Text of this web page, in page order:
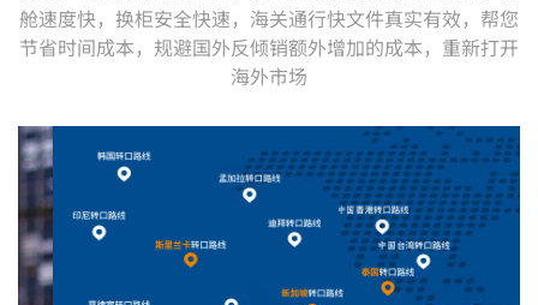
舱速度快，换柜安全快速，海关通行快文件真实有效，帮您
节省时间成本，规避国外反倾销额外增加的成本，重新打开
海外市场